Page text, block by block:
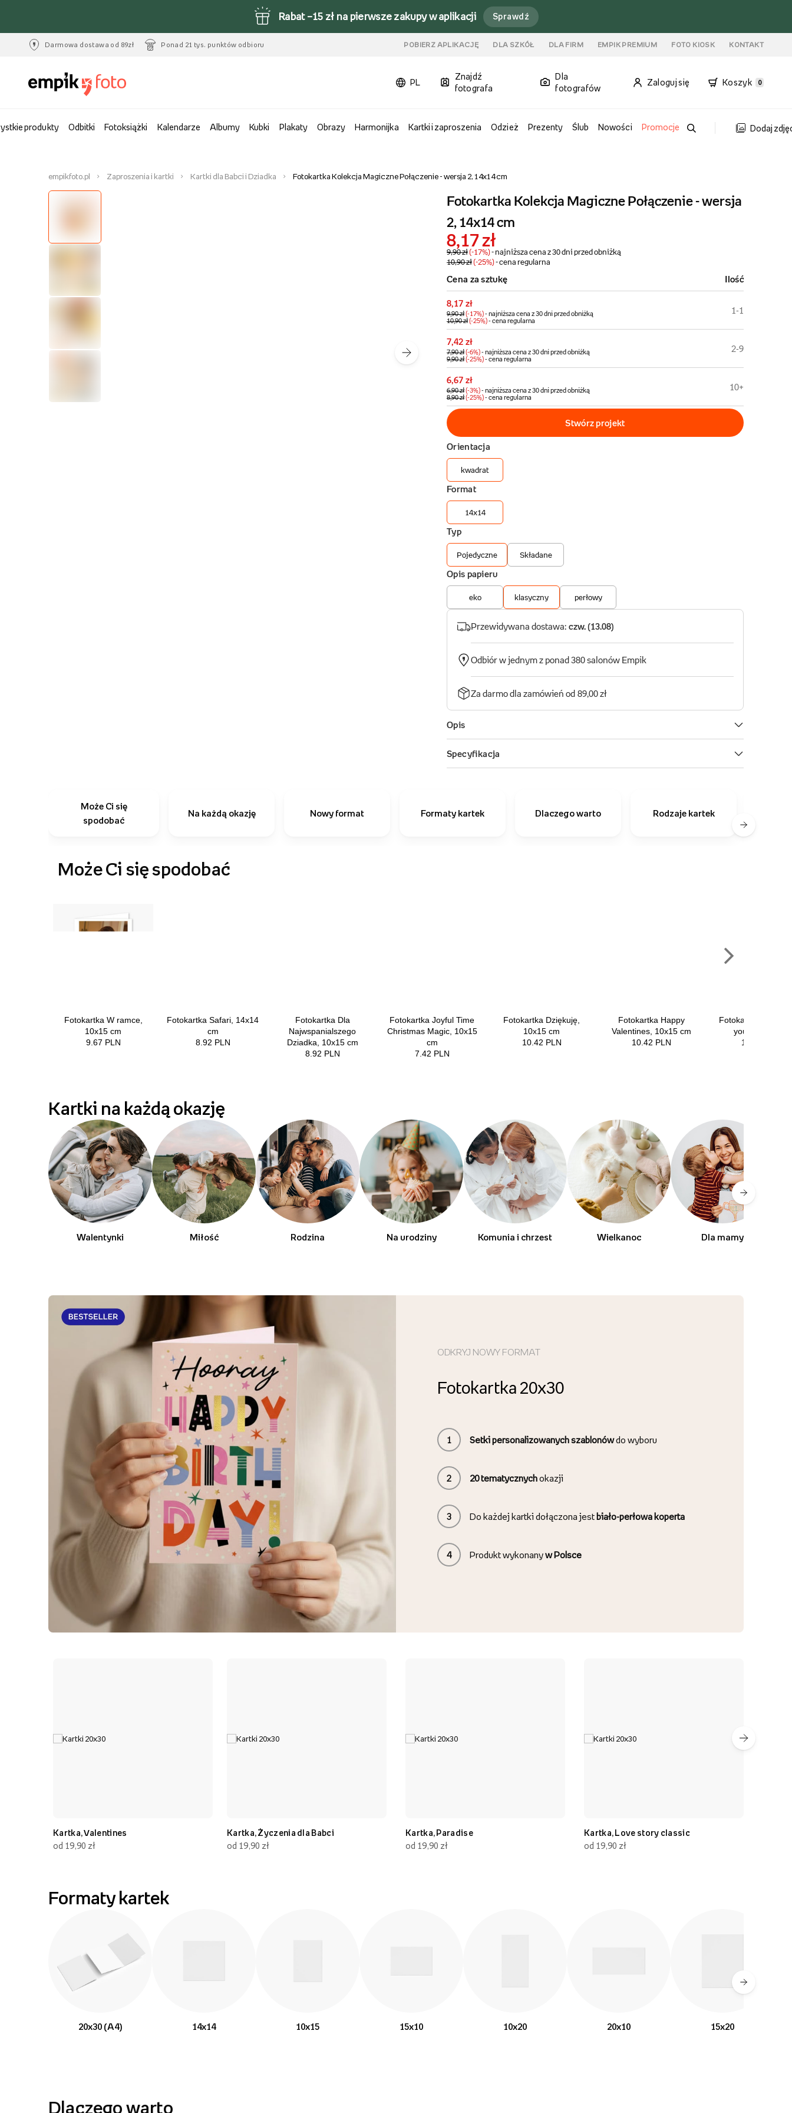
Rabat –15 zł na pierwsze zakupy w aplikacji Sprawdź
Darmowa dostawa od 89zł Ponad 21 tys. punktów odbioru POBIERZ APLIKACJĘ DLA SZKÓŁ DLA FIRM EMPIK PREMIUM FOTO KIOSK KONTAKT
PL
Znajdź
fotografa
Dla
fotografów
Zaloguj się Koszyk 0
produkty Odbitki Fotoksiążki Kalendarze Albumy Kubki Plakaty Obrazy Harmonijka Kartki i zaproszenia Odzież Prezenty Ślub Nowości Promocje Dodaj
empikfoto.pl Zaproszenia i kartki Kartki dla Babci i Dziadka Fotokartka Kolekcja Magiczne Połączenie - wersja 2, 14x14 cm
Może Ci się
spodobać
Na każdą okazję Nowy format Formaty kartek Dlaczego warto Rodzaje kartek
Może Ci się spodobać
Kartki na każdą okazję
Walentynki Miłość Rodzina Na urodziny Komunia i chrzest Wielkanoc Dla mamy
ODKRYJ NOWY FORMAT
Fotokartka 20x30
1 Setki personalizowanych szablonówdo wyboru
2 20tematycznychokazji
3 Do każdej kartki dołączona jest biało-perłowa koperta
4 Produkt wykonanyw Polsce
Kartka, Valentines
od 19,90 zł
Kartka, Życzenia dla Babci
od 19,90 zł
Kartka, Paradise
od 19,90 zł
Kartka, Love story classic
od 19,90 zł
Formaty kartek
20x30 (A4) 14x14 10x15 15x10 10x20 20x10 15x20
Dlaczego warto